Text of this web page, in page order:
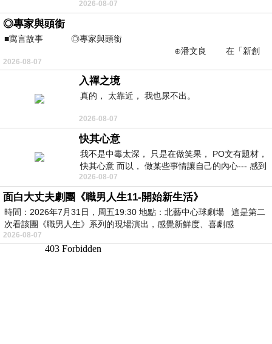
不是我的工作啊。 真
2026-08-07
◎專家與頭銜
■寓言故事 ◎專家與頭銜
⊕潘文良 在「新創
之谷」裡——
2026-08-07
入禪之境
真的， 太靠近， 我也尿不出。
2026-08-07
快其心意
我不是中毒太深， 只是在做笑果， PO文有題材，
快其心意 而以， 做某些事情讓自己的內心--- 感到
愉快。
2026-08-07
面白大丈夫劇團《職男人生11-開始新生活》
時間：2026年7月31日，周五19:30 地點：北藝中心球劇場 這是第二
次看該團《職男人生》系列的現場演出，感覺新鮮度、喜劇感
2026-08-07